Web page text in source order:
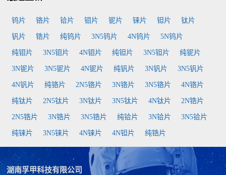
钨片 铬片 铪片 钼片 铌片 铼片 钽片 钛片
钒片 锆片 纯钨片 3N5钨片 4N钨片 5N钨片
纯钼片 3N5钼片 4N钼片 纯钽片 3N5钽片 纯铌片
3N铌片 3N5铌片 4N铌片 纯钒片 3N钒片 3N5钒片
4N钒片 纯铬片 2N5铬片 3N铬片 3N5铬片 4N铬片
纯钛片 2N5钛片 3N钛片 3N5钛片 4N钛片 2N锆片
2N5锆片 3N锆片 3N5锆片 纯铪片 3N铪片 3N5铪片
纯铼片 3N5铼片 4N铼片 4N钽片 纯锆片
湖南孚甲科技有限公司